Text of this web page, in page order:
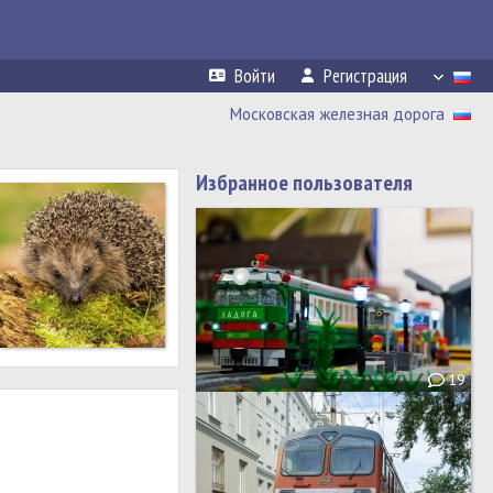
Войти Регистрация
Московская железная дорога
Избранное пользователя
19